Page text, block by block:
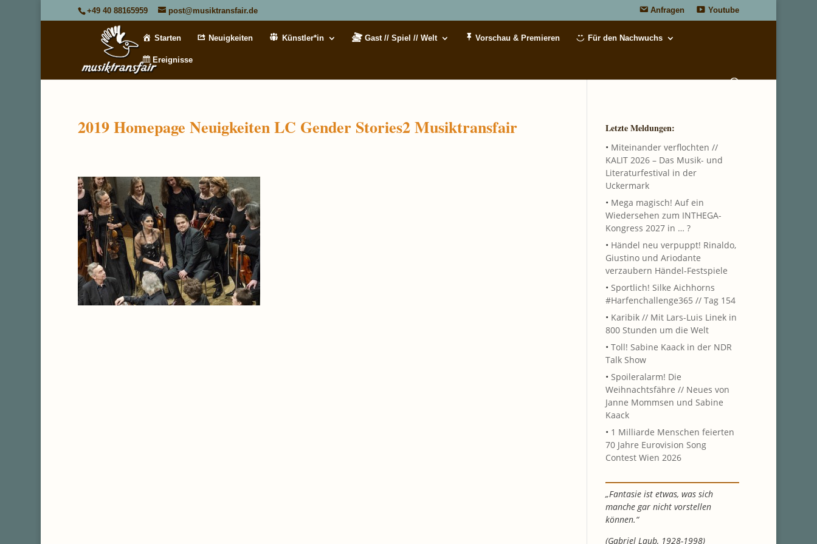
+49 40 88165959 post@musiktransfair.de Anfragen Youtube
Starten Neuigkeiten Künstler*in Gast // Spiel // Welt Vorschau & Premieren Für den Nachwuchs
Ereignisse
2019 Homepage Neuigkeiten LC Gender Stories2 Musiktransfair Letzte Meldungen:
• Miteinander verflochten //
KALIT 2026 – Das Musik- und
Literaturfestival in der
Uckermark
• Mega magisch! Auf ein
Wiedersehen zum INTHEGA-
Kongress 2027 in … ?
• Händel neu verpuppt! Rinaldo,
Giustino und Ariodante
verzaubern Händel-Festspiele
• Sportlich! Silke Aichhorns
#Harfenchallenge365 // Tag 154
• Karibik // Mit Lars-Luis Linek in
800 Stunden um die Welt
• Toll! Sabine Kaack in der NDR
Talk Show
• Spoileralarm! Die
Weihnachtsfähre // Neues von
Janne Mommsen und Sabine
Kaack
• 1 Milliarde Menschen feierten
70 Jahre Eurovision Song
Contest Wien 2026
„Fantasie ist etwas, was sich
manche gar nicht vorstellen
können.“
(Gabriel Laub, 1928-1998)